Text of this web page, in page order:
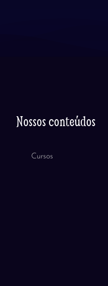
Nossos conteúdos
Cursos